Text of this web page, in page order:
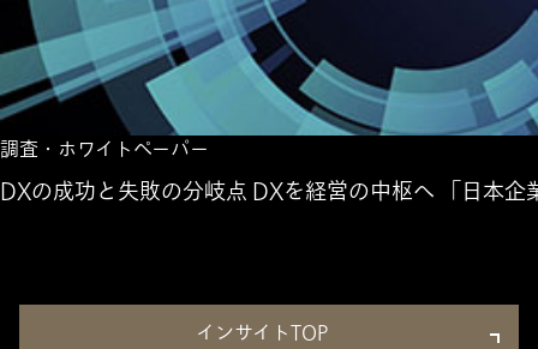
調査・ホワイトペーパー
DXの成功と失敗の分岐点 DXを経営の中枢へ 「日本
インサイトTOP